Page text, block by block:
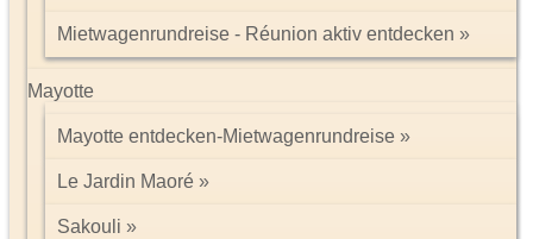
Mietwagenrundreise - Réunion aktiv entdecken
Mayotte
Mayotte entdecken-Mietwagenrundreise
Le Jardin Maoré
Sakouli